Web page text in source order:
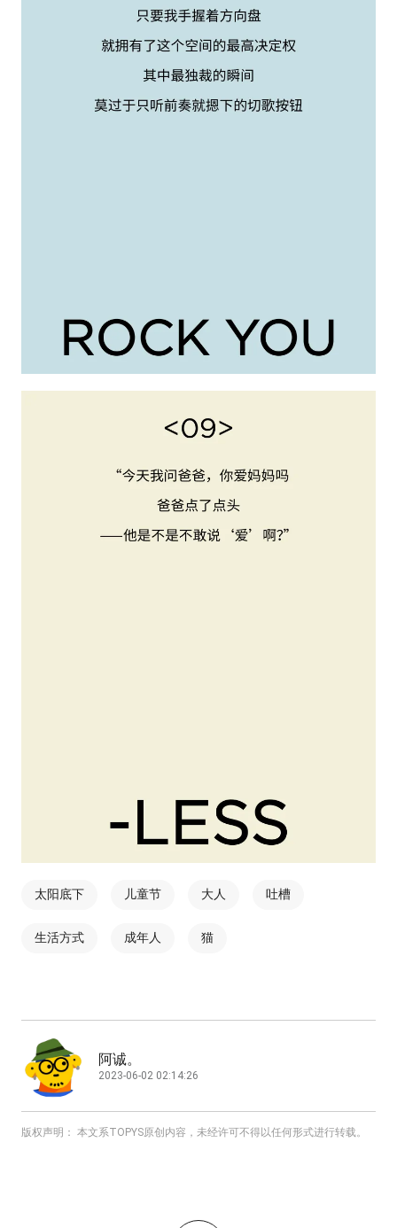
太阳底下 儿童节 大人 吐槽
生活方式 成年人 猫
阿诚。
2023-06-02 02:14:26
版权声明： 本文系TOPYS原创内容，未经许可不得以任何形式进行转载。